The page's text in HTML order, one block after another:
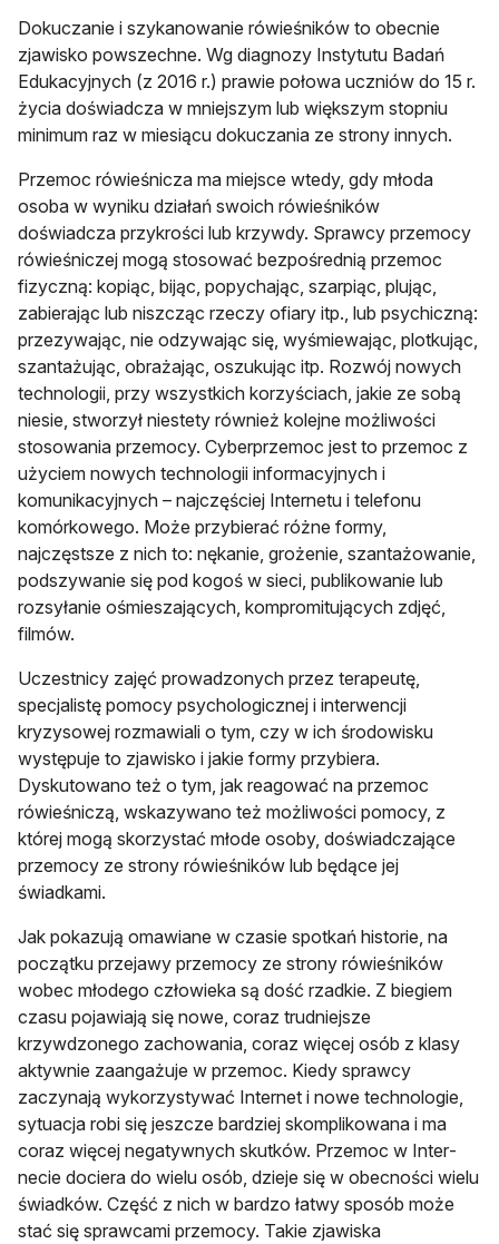
Dokuczanie i szykanowanie rówieśników to obecnie
zjawisko powszechne. Wg diagnozy Instytutu Badań
Edukacyjnych (z 2016 r.) prawie połowa uczniów do 15 r.
życia doświadcza w mniejszym lub większym stopniu
minimum raz w miesiącu dokuczania ze strony innych.
Przemoc rówieśnicza ma miejsce wtedy, gdy młoda
osoba w wyniku działań swoich rówieśników
doświadcza przykrości lub krzywdy. Sprawcy przemocy
rówieśniczej mogą stosować bezpośrednią przemoc
fizyczną: kopiąc, bijąc, popychając, szarpiąc, plując,
zabierając lub niszcząc rzeczy ofiary itp., lub psychiczną:
przezywając, nie odzywając się, wyśmiewając, plotkując,
szantażując, obrażając, oszukując itp. Rozwój nowych
technologii, przy wszystkich korzyściach, jakie ze sobą
niesie, stworzył niestety również kolejne możliwości
stosowania przemocy. Cyberprzemoc jest to przemoc z
użyciem nowych technologii informacyjnych i
komunikacyjnych – najczęściej Internetu i telefonu
komórkowego. Może przybierać różne formy,
najczęstsze z nich to: nękanie, grożenie, szantażowanie,
podszywanie się pod kogoś w sieci, publikowanie lub
rozsyłanie ośmieszających, kompromitujących zdjęć,
filmów.
Uczestnicy zajęć prowadzonych przez terapeutę,
specjalistę pomocy psychologicznej i interwencji
kryzysowej rozmawiali o tym, czy w ich środowisku
występuje to zjawisko i jakie formy przybiera.
Dyskutowano też o tym, jak reagować na przemoc
rówieśniczą, wskazywano też możliwości pomocy, z
której mogą skorzystać młode osoby, doświadczające
przemocy ze strony rówieśników lub będące jej
świadkami.
Jak pokazują omawiane w czasie spotkań historie, na
początku przejawy przemocy ze strony rówieśników
wobec młodego człowieka są dość rzadkie. Z biegiem
czasu pojawiają się nowe, coraz trudniejsze
krzywdzonego zachowania, coraz więcej osób z klasy
aktywnie zaangażuje w przemoc. Kiedy sprawcy
zaczynają wykorzystywać Internet i nowe technologie,
sytuacja robi się jeszcze bardziej skomplikowana i ma
coraz więcej negatywnych skutków. Przemoc w Inter­
necie dociera do wielu osób, dzieje się w obecności wielu
świadków. Część z nich w bardzo łatwy sposób może
stać się sprawcami przemocy. Takie zjawiska